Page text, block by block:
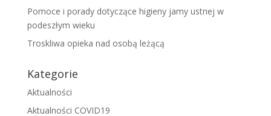
Pomoce i porady dotyczące higieny jamy ustnej w
podeszłym wieku
Troskliwa opieka nad osobą leżącą
Kategorie
Aktualności
Aktualności COVID19